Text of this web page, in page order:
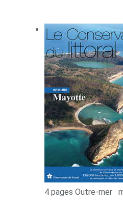
4 pages Outre-mer